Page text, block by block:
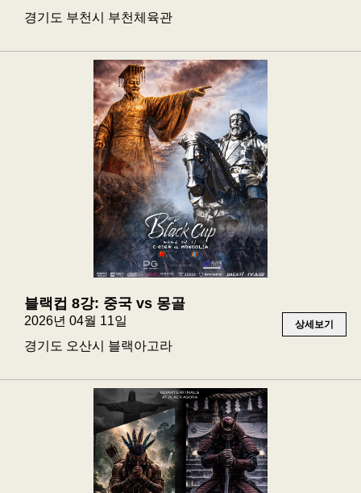
경기도 부천시 부천체육관
블랙컵 8강: 중국 vs 몽골
2026년 04월 11일
경기도 오산시 블랙아고라
상세보기